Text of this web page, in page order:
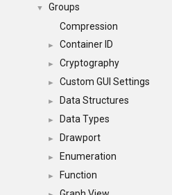
▼
Groups
Compression
► Container ID
► Cryptography
► Custom GUI Settings
► Data Structures
► Data Types
► Drawport
► Enumeration
► Function